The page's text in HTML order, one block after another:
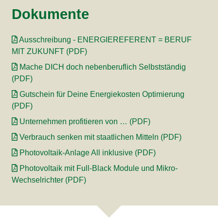
Dokumente
Ausschreibung - ENERGIEREFERENT = BERUF
MIT ZUKUNFT (PDF)
Mache DICH doch nebenberuflich Selbstständig
(PDF)
Gutschein für Deine Energiekosten Optimierung
(PDF)
Unternehmen profitieren von … (PDF)
Verbrauch senken mit staatlichen Mitteln (PDF)
Photovoltaik-Anlage All inklusive (PDF)
Photovoltaik mit Full-Black Module und Mikro-
Wechselrichter (PDF)